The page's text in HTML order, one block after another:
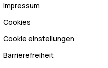
Impressum
Cookies
Cookie einstellungen
Barrierefreiheit